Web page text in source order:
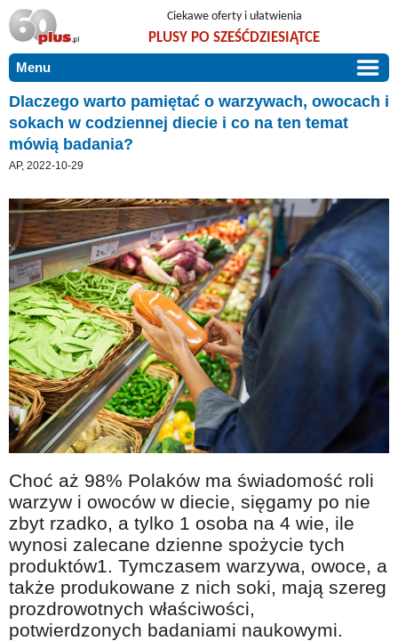
Ciekawe oferty i ułatwienia
PLUSY PO SZEŚĆDZIESIĄTCE
Menu
START
PROMOCJE
ARTYKUŁY
Użyteczne porady
Szlachetne zdrowie
Mieszkaj wygodnie i bez barier
Warto wiedzieć!
Podróże i wypoczynek
Taniej, okazyjnie, specjalnie dla 60plus
Na wesoło
Hobby i pasje
Żyj aktywnie
60plus - najcenniejsi klienci
Dobra opieka
Warto naśladować
Coś dla ducha
Smacznie i zdrowo
ZGŁOŚ OFERTĘ
O NAS
KONTAKT
Dlaczego warto pamiętać o warzywach, owocach i
sokach w codziennej diecie i co na ten temat
mówią badania?
AP, 2022-10-29
Choć aż 98% Polaków ma świadomość roli
warzyw i owoców w diecie, sięgamy po nie
zbyt rzadko, a tylko 1 osoba na 4 wie, ile
wynosi zalecane dzienne spożycie tych
produktów1. Tymczasem warzywa, owoce, a
także produkowane z nich soki, mają szereg
prozdrowotnych właściwości,
potwierdzonych badaniami naukowymi.